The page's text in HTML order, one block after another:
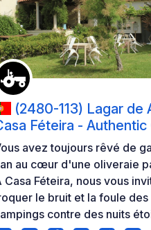
(2480-113) Lagar de
Féteira - Authentic
& Organic Mill
avez toujours rêvé de
au cœur d'une oliveraie
Casa Féteira, nous vous
le bruit et la foule des
contre des nuits